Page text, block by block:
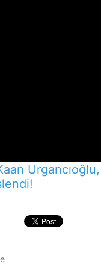
Urgancıoğlu,